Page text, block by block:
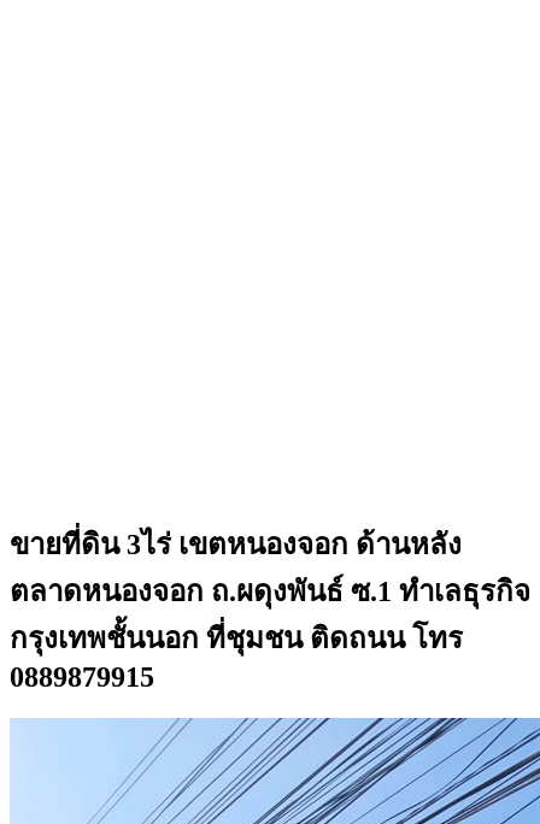
ขายที่ดิน 3ไร่ เขตหนองจอก ด้านหลัง
ตลาดหนองจอก ถ.ผดุงพันธ์ ซ.1 ทำเลธุรกิจ
กรุงเทพชั้นนอก ที่ชุมชน ติดถนน โทร
0889879915